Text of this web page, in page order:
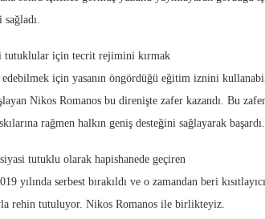
tutuklular için tecrit rejimini kırmak
için yasanın öngördüğü eğitim iznini
Nikos Romanos bu direnişte zafer kazandı. Bu
rağmen halkın geniş desteğini sağlayarak başardı.
siyasi tutuklu olarak hapishanede geçiren
yılında serbest bırakıldı ve o zamandan beri kısıtlayıcı
rehin tutuluyor. Nikos Romanos ile birlikteyiz.